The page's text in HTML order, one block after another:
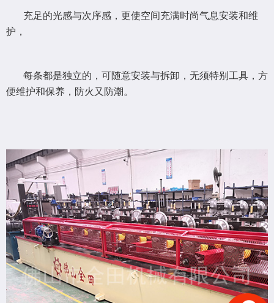
充足的光感与次序感，更使空间充满时尚气息安装和维
护，
每条都是独立的，可随意安装与拆卸，无须特别工具，方
便维护和保养，防火又防潮。